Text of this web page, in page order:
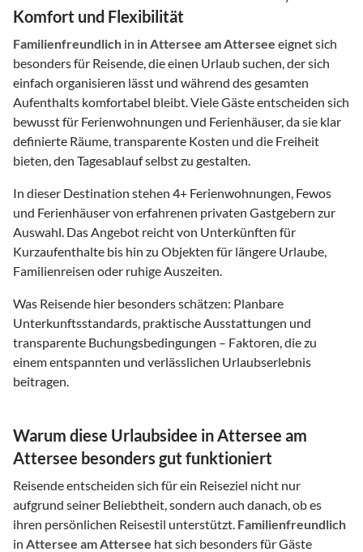
Komfort und Flexibilität
Familienfreundlich in in Attersee am Attersee eignet sich
besonders für Reisende, die einen Urlaub suchen, der sich
einfach organisieren lässt und während des gesamten
Aufenthalts komfortabel bleibt. Viele Gäste entscheiden sich
bewusst für Ferienwohnungen und Ferienhäuser, da sie klar
definierte Räume, transparente Kosten und die Freiheit
bieten, den Tagesablauf selbst zu gestalten.
In dieser Destination stehen 4+ Ferienwohnungen, Fewos
und Ferienhäuser von erfahrenen privaten Gastgebern zur
Auswahl. Das Angebot reicht von Unterkünften für
Kurzaufenthalte bis hin zu Objekten für längere Urlaube,
Familienreisen oder ruhige Auszeiten.
Was Reisende hier besonders schätzen: Planbare
Unterkunftsstandards, praktische Ausstattungen und
transparente Buchungsbedingungen – Faktoren, die zu
einem entspannten und verlässlichen Urlaubserlebnis
beitragen.
Warum diese Urlaubsidee in Attersee am
Attersee besonders gut funktioniert
Reisende entscheiden sich für ein Reiseziel nicht nur
aufgrund seiner Beliebtheit, sondern auch danach, ob es
ihren persönlichen Reisestil unterstützt. Familienfreundlich
in Attersee am Attersee hat sich besonders für Gäste